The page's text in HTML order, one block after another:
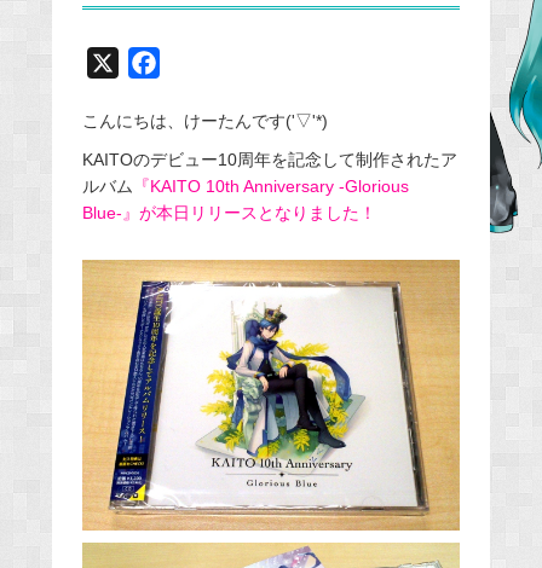
c
e
b
o
k
こんにちは、けーたんです('▽'*)
KAITOのデビュー10周年を記念して制作されたア
ルバム 『KAITO 10th Anniversary -Glorious
Blue-』が本日リリースとなりました！